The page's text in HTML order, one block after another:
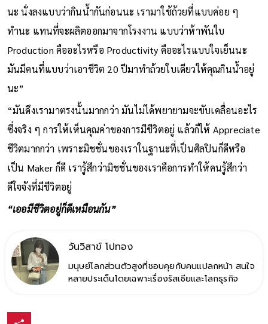
นะ นั่งลงแบบว่ากินน้ำกันก่อนนะ เรามาใช้ถ้วยที่แบบค่อย ๆ
ทำนะ แทนที่จะผลิตออกมาจากโรงงาน แบบว่าห้าพันใบ
Production คืออะไรหรือ Productivity คืออะไรแบบใจเย็นนะ
มันมีคนที่แบบว่าเอาชีวิต 20 ปีมาทำถ้วยใบเดียวให้คุณกินน้ำอยู่
นะ”
“มันดึงเรามาตรงนั้นมากกว่า มันไม่ได้พยายามจะขับเคลื่อนอะไร
ซึ่งจริง ๆ การให้เห็นคุณค่าของการมีชีวิตอยู่ แล้วก็ให้ Appreciate
ชีวิตมากกว่า เพราะมิชชั่นของเราในฐานะที่เป็นศิลปินก็ดีหรือ
เป็น Maker ก็ดี เรารู้สึกว่ามิชชั่นของเราคือการทำให้คนรู้สึกว่า
ดีใจจังที่มีชีวิตอยู่
“เออมีชีวิตอยู่ก็ดีเหมือนกัน”
วันวิสาข์ โปทอง
มนุษย์โลกส่วนตัวสูงที่ชอบคุยกับคนแปลกหน้า สนใจ
หลายประเด็นโดยเฉพาะเรื่องรัสเซียและโลกธุรกิจ